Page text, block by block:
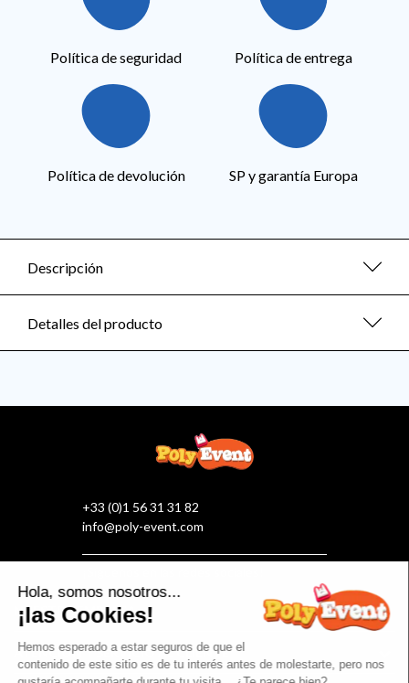
Política de seguridad Política de entrega
Política de devolución SP y garantía Europa
Descripción
Detalles del producto
+33 (0)1 56 31 31 82
info@poly-event.com
NUESTRA EMPRESA
ATENCIÓN Y SERVICIO AL CLIENTE